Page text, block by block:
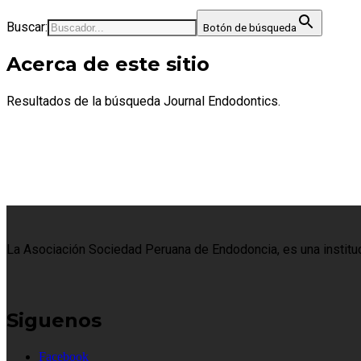
Buscar: Botón de búsqueda
Acerca de este sitio
Resultados de la búsqueda Journal Endodontics.
La Asociación Sociedad Peruana de Endodoncia, es una
Siguenos
Facebook